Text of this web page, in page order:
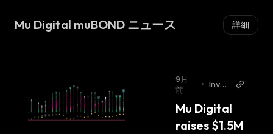
Mu Digital muBOND ニュース 詳細
9月
前
•
Invez
Mu Digital
raises $1.5M